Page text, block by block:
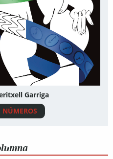
Garriga
NÚMEROS